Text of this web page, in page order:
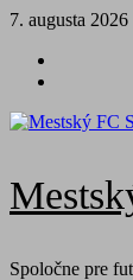
Skip
content
7. augusta 2026
Spoločne pre